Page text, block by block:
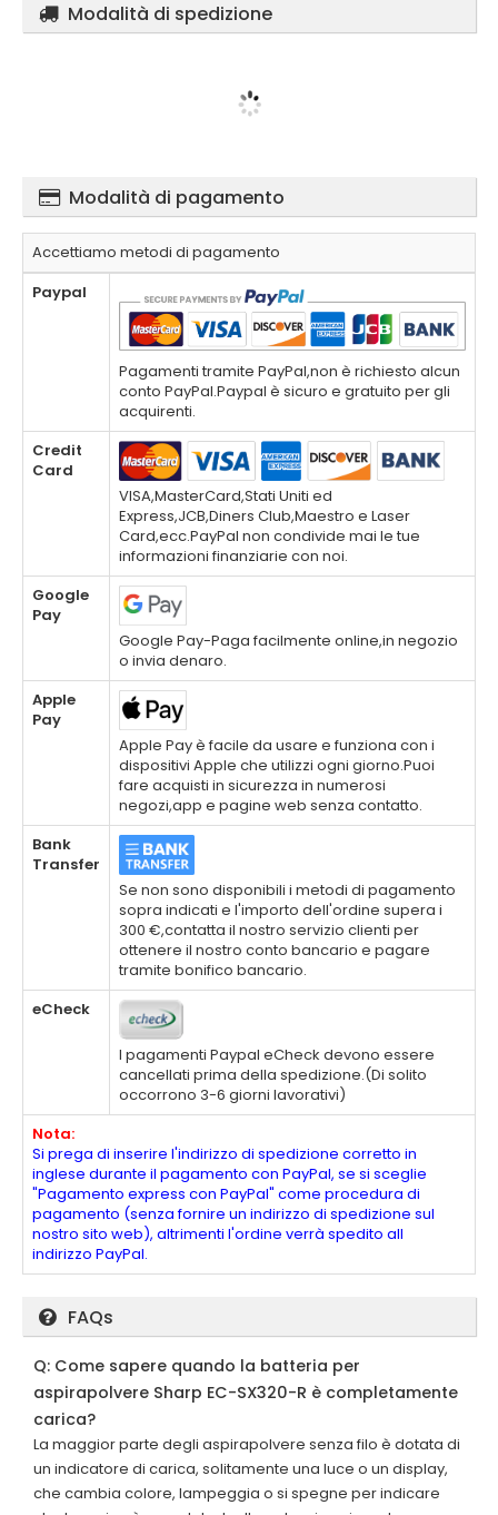
Modalità di spedizione
Modalità di pagamento
Accettiamo metodi di pagamento
Paypal
Pagamenti tramite PayPal,non è richiesto alcun
conto PayPal.Paypal è sicuro e gratuito per gli
acquirenti.
Credit
Card
VISA,MasterCard,Stati Uniti ed
Express,JCB,Diners Club,Maestro e Laser
Card,ecc.PayPal non condivide mai le tue
informazioni finanziarie con noi.
Google
Pay
Google Pay-Paga facilmente online,in negozio
o invia denaro.
Apple
Pay
Apple Pay è facile da usare e funziona con i
dispositivi Apple che utilizzi ogni giorno.Puoi
fare acquisti in sicurezza in numerosi
negozi,app e pagine web senza contatto.
Bank
Transfer
Se non sono disponibili i metodi di pagamento
sopra indicati e l'importo dell'ordine supera i
300 €,contatta il nostro servizio clienti per
ottenere il nostro conto bancario e pagare
tramite bonifico bancario.
eCheck
I pagamenti Paypal eCheck devono essere
cancellati prima della spedizione.(Di solito
occorrono 3-6 giorni lavorativi)
Nota:
Si prega di inserire l'indirizzo di spedizione corretto in
inglese durante il pagamento con PayPal, se si sceglie
"Pagamento express con PayPal" come procedura di
pagamento (senza fornire un indirizzo di spedizione sul
nostro sito web), altrimenti l'ordine verrà spedito all
indirizzo PayPal.
FAQs
Q: Come sapere quando la batteria per
aspirapolvere Sharp EC-SX320-R è completamente
carica?
La maggior parte degli aspirapolvere senza filo è dotata di
un indicatore di carica, solitamente una luce o un display,
che cambia colore, lampeggia o si spegne per indicare